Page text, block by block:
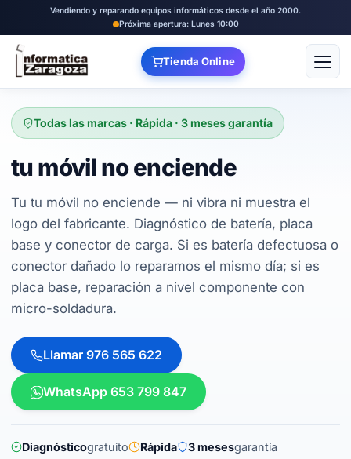
Vendiendo y reparando equipos informáticos desde el año 2000.
Próxima apertura: Lunes 10:00
Tienda Online Abrir
Todas las marcas · Rápida · 3 meses garantía
tu móvil no enciende
Tu tu móvil no enciende — ni vibra ni muestra el
logo del fabricante. Diagnóstico de batería, placa
base y conector de carga. Si es batería defectuosa o
conector dañado lo reparamos el mismo día; si es
placa base, reparación a nivel componente con
micro-soldadura.
Llamar 976 565 622
WhatsApp 653 799 847
Diagnósticogratuito Rápida 3 mesesgarantía